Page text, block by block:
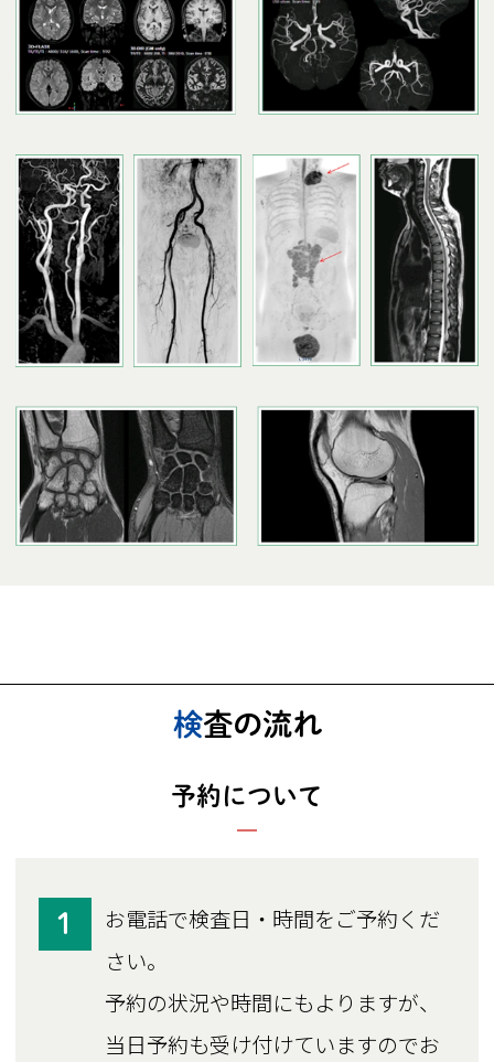
検査の流れ
予約について
1
お電話で検査日・時間をご予約くだ
さい。
予約の状況や時間にもよりますが、
当日予約も受け付けていますのでお